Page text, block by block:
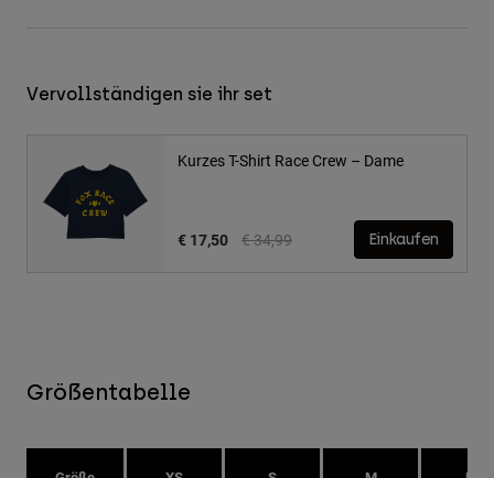
Vervollständigen sie ihr set
Kurzes T-Shirt Race Crew – Dame
Price reduced from
€ 34,99to
€ 17,50 Einkaufen
Größentabelle